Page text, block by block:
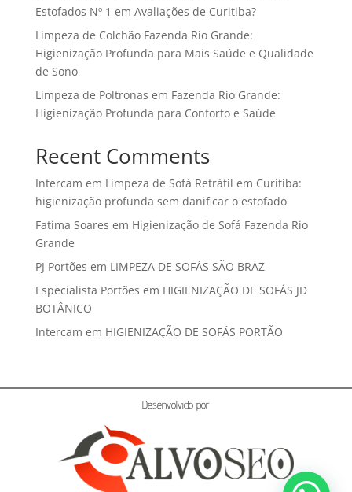
Estofados Nº 1 em Avaliações de Curitiba?
Limpeza de Colchão Fazenda Rio Grande:
Higienização Profunda para Mais Saúde e Qualidade
de Sono
Limpeza de Poltronas em Fazenda Rio Grande:
Higienização Profunda para Conforto e Saúde
Recent Comments
Intercam em Limpeza de Sofá Retrátil em Curitiba:
higienização profunda sem danificar o estofado
Fatima Soares em Higienização de Sofá Fazenda Rio
Grande
PJ Portões em LIMPEZA DE SOFÁS SÃO BRAZ
Especialista Portões em HIGIENIZAÇÃO DE SOFÁS JD
BOTÂNICO
Intercam em HIGIENIZAÇÃO DE SOFÁS PORTÃO
Desenvolvido por